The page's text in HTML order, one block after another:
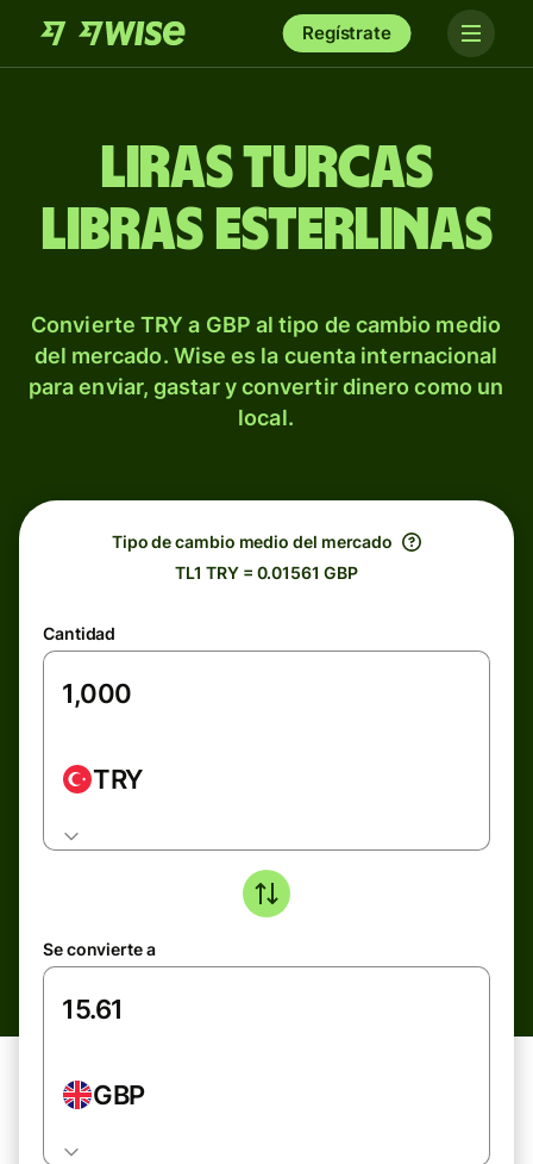
Regístrate
Liras turcas
libras esterlinas
Convierte TRY a GBP al tipo de cambio medio
del mercado. Wise es la cuenta internacional
para enviar, gastar y convertir dinero como un
local.
Tipo de cambio medio del mercado
TL1 TRY = 0.01561 GBP
Cantidad
TRY
Se convierte a
GBP